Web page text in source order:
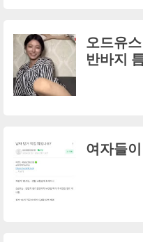
오드유
반바지
여자들